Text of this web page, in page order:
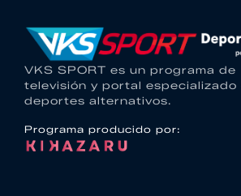
VKS SPORT es un programa de
televisión y portal especializado
deportes alternativos.
Programa producido por: